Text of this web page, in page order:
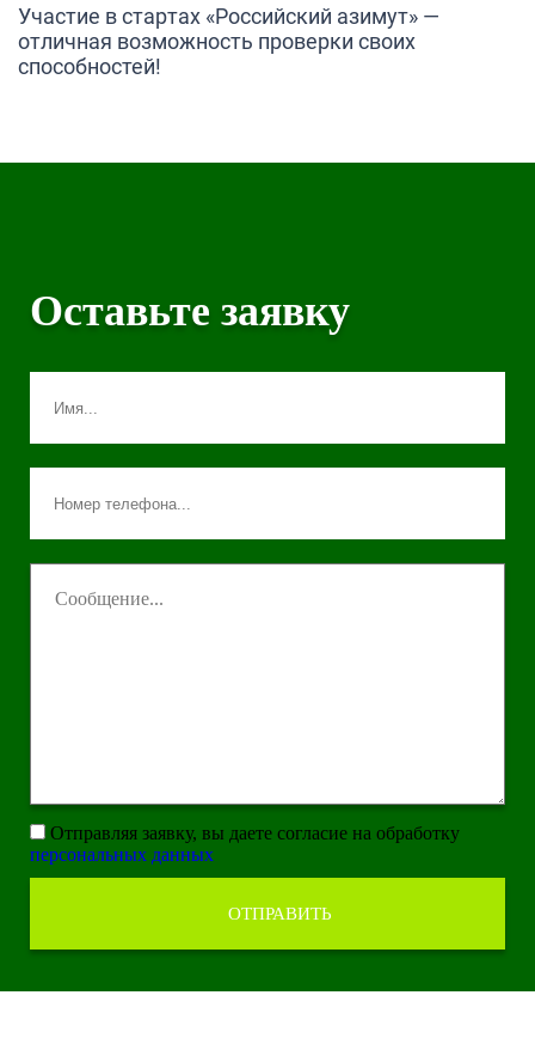
Участие в стартах «Российский азимут» —
отличная возможность проверки своих
способностей!
Оставьте заявку
Отправляя заявку, вы даете согласие на обработку
персональных данных